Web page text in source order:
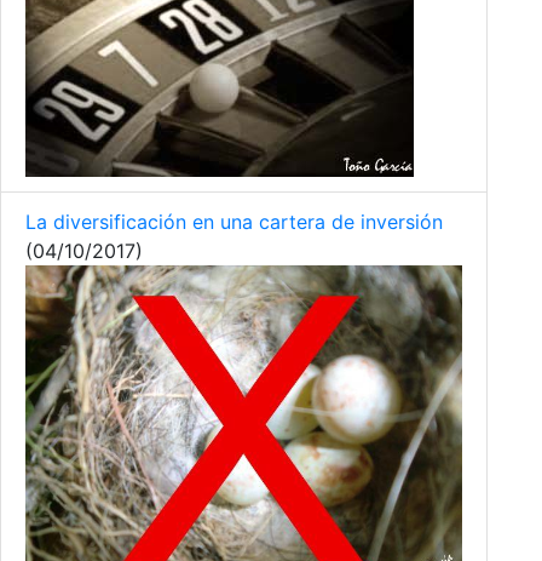
La diversificación en una cartera de inversión
(04/10/2017)